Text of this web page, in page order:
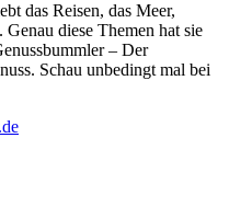
das Reisen, das Meer,
diese Themen hat sie
– Der
Schau unbedingt mal bei